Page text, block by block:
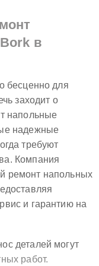
в
бесценно для
заходит о
напольные
надежные
требуют
Компания
ремонт напольных
и гарантию на
деталей могут
работ.